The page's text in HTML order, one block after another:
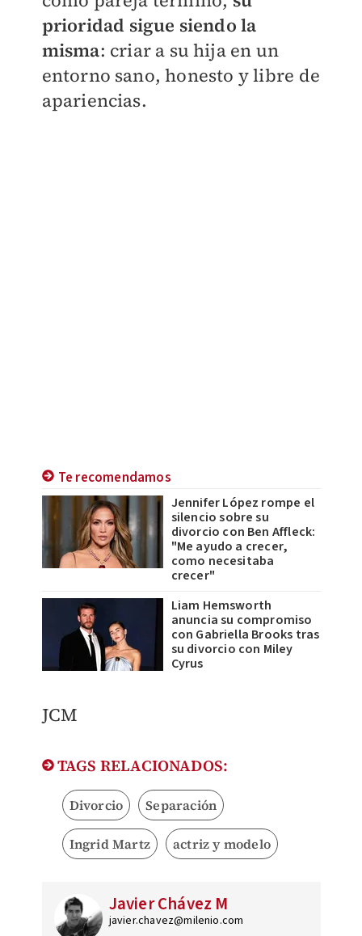
prioridad sigue siendo la
misma: criar a su hija en un
entorno sano, honesto y libre de
apariencias.
Te recomendamos
Jennifer López rompe el
silencio sobre su
divorcio con Ben Affleck:
"Me ayudo a crecer,
como necesitaba
crecer"
Liam Hemsworth
anuncia su compromiso
con Gabriella Brooks tras
su divorcio con Miley
Cyrus
JCM
TAGS RELACIONADOS:
Divorcio Separación
Ingrid Martz actriz y modelo
Javier Chávez M
javier.chavez@milenio.com